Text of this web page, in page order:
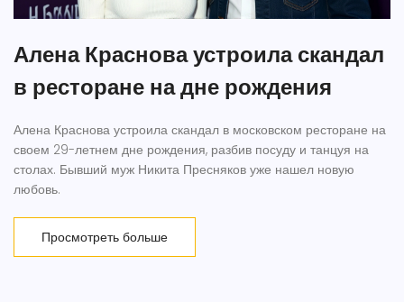
Алена Краснова устроила скандал
в ресторане на дне рождения
Алена Краснова устроила скандал в московском ресторане на
своем 29-летнем дне рождения, разбив посуду и танцуя на
столах. Бывший муж Никита Пресняков уже нашел новую
любовь.
Просмотреть больше